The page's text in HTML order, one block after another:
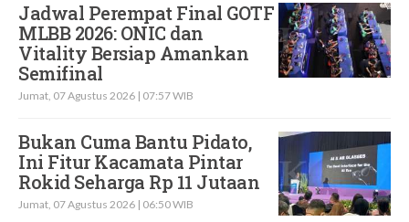
Jadwal Perempat Final GOTF
MLBB 2026: ONIC dan
Vitality Bersiap Amankan
Semifinal
Jumat, 07 Agustus 2026 | 07:57 WIB
Bukan Cuma Bantu Pidato,
Ini Fitur Kacamata Pintar
Rokid Seharga Rp 11 Jutaan
Jumat, 07 Agustus 2026 | 06:50 WIB